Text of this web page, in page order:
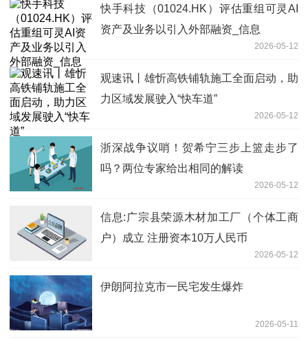
快手科技（01024.HK）评估重组可灵AI
资产及业务以引入外部融资_信息
2026-05-12
观速讯丨雄忻高铁铺轨施工全面启动，助
力区域发展驶入“快车道”
2026-05-12
浙深战争议哨！贺希宁三步上篮走步了
吗？两位专家给出相同的解读
2026-05-12
信息:广宗县荣源木材加工厂（个体工商
户）成立 注册资本10万人民币
2026-05-12
伊朗阿拉克市一民宅发生爆炸
2026-05-11